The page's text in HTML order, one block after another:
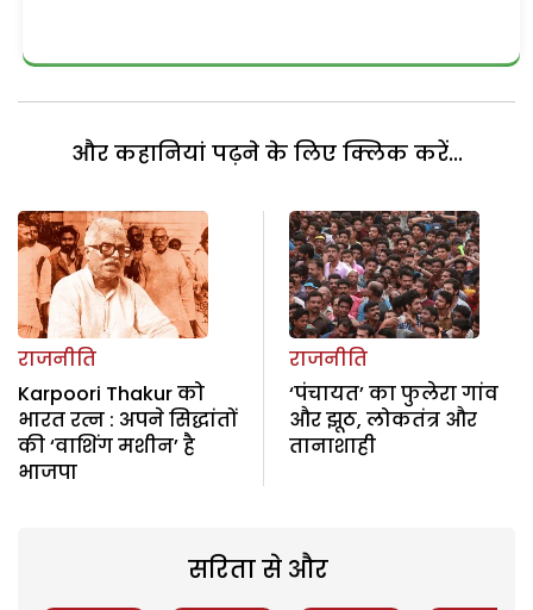
और कहानियां पढ़ने के लिए क्लिक करें...
राजनीति
Karpoori Thakur को
भारत रत्न : अपने सिद्धांतों
की ‘वाशिंग मशीन’ है
भाजपा
राजनीति
‘पंचायत’ का फुलेरा गांव
और झूठ, लोकतंत्र और
तानाशाही
सरिता से और